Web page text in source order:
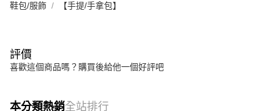
鞋包/服飾 【手提/手拿包】
評價
喜歡這個商品嗎？購買後給他一個好評吧
本分類熱銷全站排行